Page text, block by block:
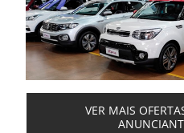
VER MAIS